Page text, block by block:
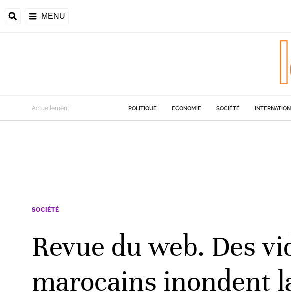
MENU
Actuellement POLITIQUE ECONOMIE SOCIÉTÉ
SOCIÉTÉ
Revue du web. Des
marocains inondent